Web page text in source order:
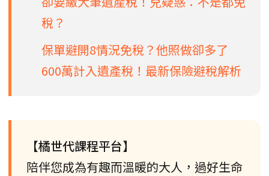
稅？
保單避開8情況免稅？他照做卻多了
600萬計入遺產稅！最新保險避稅解析
【橘世代課程平台】
陪伴您成為有趣而溫暖的大人，過好生命